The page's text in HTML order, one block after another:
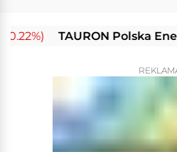
TAURON Polska